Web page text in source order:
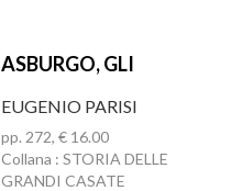
ASBURGO, GLI
EUGENIO PARISI
pp. 272, € 16.00
Collana : STORIA DELLE
GRANDI CASATE